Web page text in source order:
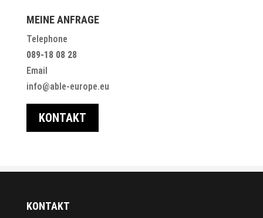
MEINE ANFRAGE
Telephone
089-18 08 28
Email
info@able-europe.eu
KONTAKT
KONTAKT